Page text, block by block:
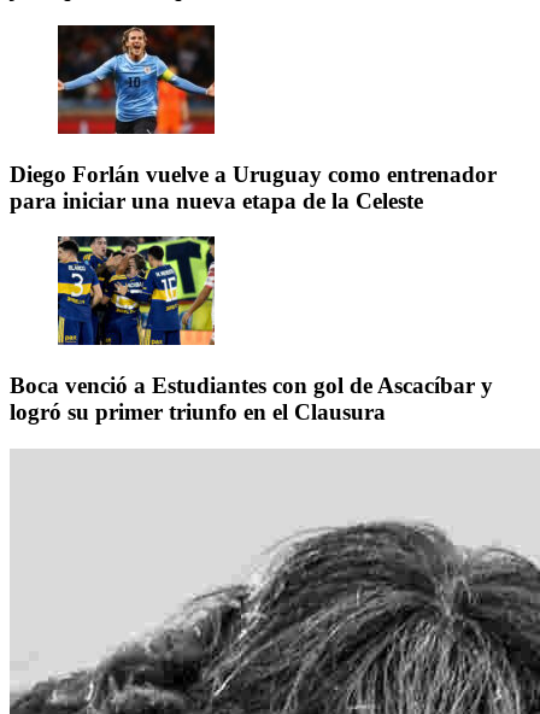
Diego Forlán vuelve a Uruguay como entrenador
para iniciar una nueva etapa de la Celeste
Boca venció a Estudiantes con gol de Ascacíbar y
logró su primer triunfo en el Clausura